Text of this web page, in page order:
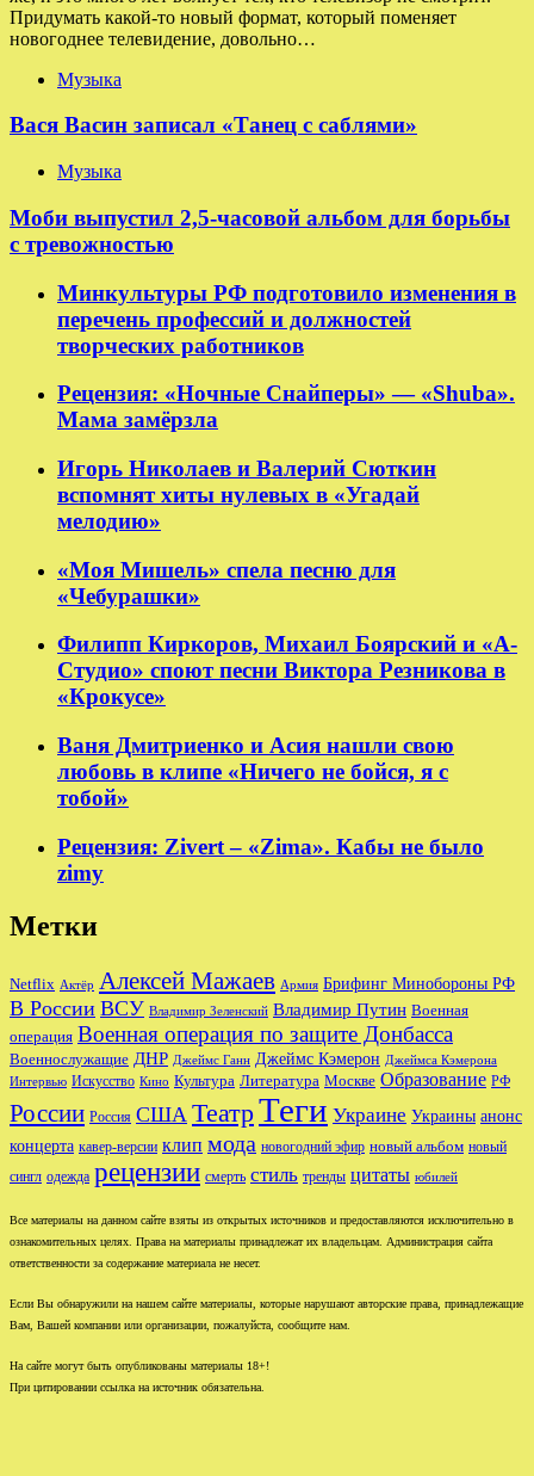
Придумать какой-то новый формат, который поменяет
новогоднее телевидение, довольно…
Музыка
Вася Васин записал «Танец с саблями»
Музыка
Моби выпустил 2,5-часовой альбом для борьбы
с тревожностью
Минкультуры РФ подготовило изменения в
перечень профессий и должностей
творческих работников
Рецензия: «Ночные Снайперы» — «Shuba».
Мама замёрзла
Игорь Николаев и Валерий Сюткин
вспомнят хиты нулевых в «Угадай
мелодию»
«Моя Мишель» спела песню для
«Чебурашки»
Филипп Киркоров, Михаил Боярский и «А-
Студио» споют песни Виктора Резникова в
«Крокусе»
Ваня Дмитриенко и Асия нашли свою
любовь в клипе «Ничего не бойся, я с
тобой»
Рецензия: Zivert – «Zima». Кабы не было
zimy
Метки
Netflix Актёр Алексей Мажаев Армия Брифинг Минобороны РФ
В России ВСУ Владимир Зеленский Владимир Путин Военная
операция Военная операция по защите Донбасса
Военнослужащие ДНР Джеймс Ганн Джеймс Кэмерон Джеймса Кэмерона
Интервью Искусство Кино Культура Литература Москве Образование РФ
России Россия США ТеатрТеги Украине Украины анонс
концерта кавер-версии клип мода новогодний эфир новый альбом новый
сингл одежда рецензии смерть стиль тренды цитаты юбилей
Все материалы на данном сайте взяты из открытых источников и предоставляются исключительно в
ознакомительных целях. Права на материалы принадлежат их владельцам. Администрация сайта
ответственности за содержание материала не несет.
Если Вы обнаружили на нашем сайте материалы, которые нарушают авторские права, принадлежащие
Вам, Вашей компании или организации, пожалуйста, сообщите нам.
На сайте могут быть опубликованы материалы 18+!
При цитировании ссылка на источник обязательна.